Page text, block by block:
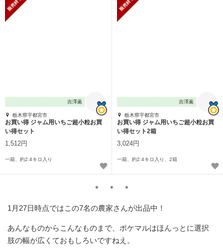
吉澤薫
栃木県宇都宮市
お買い得 ジャム用いちご超小粒お買
い得セット
1,512円
一箱、約2.4キロ入り
吉澤薫
栃木県宇都宮市
お買い得 ジャム用いちご超小粒お買
い得セット2箱
3,024円
一箱、約2.4キロ入り、2箱
＊ ＊ ＊
1月27日時点ではこの7名の農家さんが出品中！
あんなものからこんなものまで、ポケマルはほんっとに選択
肢の幅が広くておもしろいですねえ。